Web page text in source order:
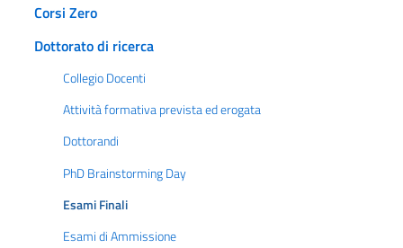
Corsi Zero
Dottorato di ricerca
Collegio Docenti
Attività formativa prevista ed erogata
Dottorandi
PhD Brainstorming Day
Esami Finali
Esami di Ammissione